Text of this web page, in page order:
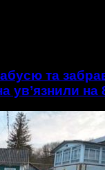
та
ув’язнили на